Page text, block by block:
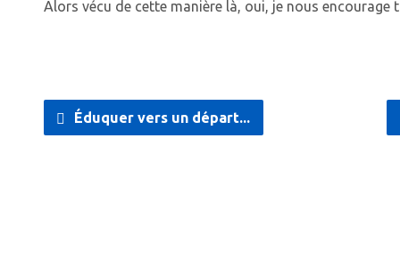
Alors vécu de cette manière là, oui, je nous encourage
Éduquer vers un départ...